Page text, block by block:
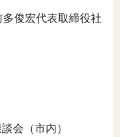
俊宏代表取締役社
会（市内）